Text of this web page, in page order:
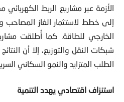
الأزمة عبر مشاريع الربط
إلى خطط لاستثمار الغاز المصاحب
الخارجي للطاقة. كما أُطلقت
شبكات النقل والتوزيع، إلا أن
الطلب المتزايد والنمو السكاني
استنزاف اقتصادي يهدد التنمية